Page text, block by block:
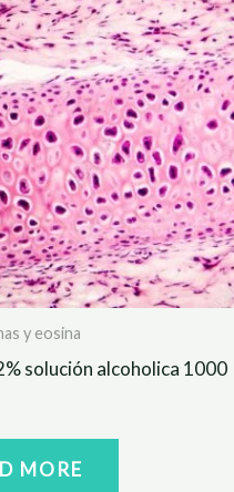
y eosina
solución alcoholica 1000
MORE